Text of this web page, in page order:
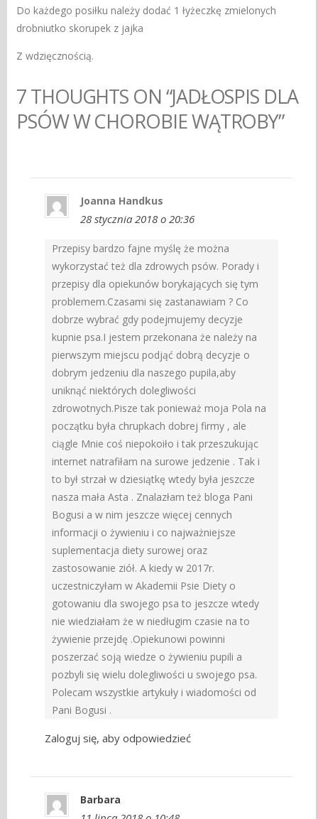
Do każdego posiłku należy dodać 1 łyżeczkę zmielonych
drobniutko skorupek z jajka
Z wdzięcznością.
7 THOUGHTS ON “JADŁOSPIS DLA
PSÓW W CHOROBIE WĄTROBY”
Joanna Handkus
28 stycznia 2018 o 20:36
Przepisy bardzo fajne myślę że można
wykorzystać też dla zdrowych psów. Porady i
przepisy dla opiekunów borykających się tym
problemem.Czasami się zastanawiam ? Co
dobrze wybrać gdy podejmujemy decyzje
kupnie psa.I jestem przekonana że należy na
pierwszym miejscu podjąć dobrą decyzje o
dobrym jedzeniu dla naszego pupila,aby
uniknąć niektórych dolegliwości
zdrowotnych.Pisze tak ponieważ moja Pola na
początku była chrupkach dobrej firmy , ale
ciągle Mnie coś niepokoiło i tak przeszukując
internet natrafiłam na surowe jedzenie . Tak i
to był strzał w dziesiątkę wtedy była jeszcze
nasza mała Asta . Znalazłam też bloga Pani
Bogusi a w nim jeszcze więcej cennych
informacji o żywieniu i co najważniejsze
suplementacja diety surowej oraz
zastosowanie ziół. A kiedy w 2017r.
uczestniczyłam w Akademii Psie Diety o
gotowaniu dla swojego psa to jeszcze wtedy
nie wiedziałam że w niedługim czasie na to
żywienie przejdę .Opiekunowi powinni
poszerzać soją wiedze o żywieniu pupili a
pozbyli się wielu dolegliwości u swojego psa.
Polecam wszystkie artykuły i wiadomości od
Pani Bogusi .
Zaloguj się, aby odpowiedzieć
Barbara